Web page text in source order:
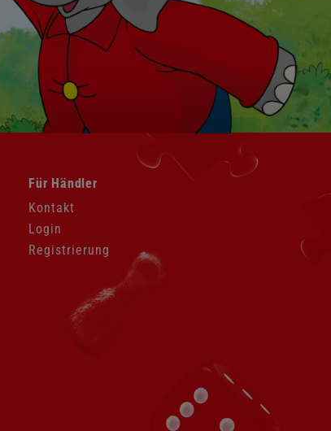
Navigation
überspringen
Für Händler
Kontakt
Login
Registrierung